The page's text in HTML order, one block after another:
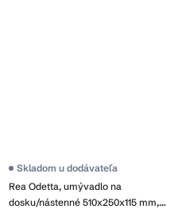
Rea Odetta, umývadlo na
dosku/nástenné 510x250x115 mm,
Skladom u dodávateľa